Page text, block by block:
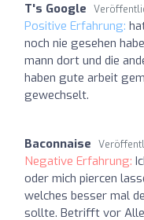
T's Google
Positive Erfahrung:
noch nie gesehen
mann dort und die
haben gute arbeit
gewechselt.
Baconnaise
Negative Erfahrung:
oder mich piercen
welches besser mal
sollte. Betrifft vor